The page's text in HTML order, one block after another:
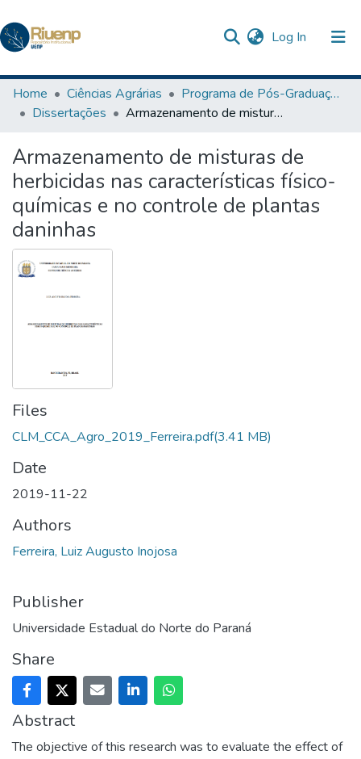
Log In (current)
Communities & Collections
Browse DSpace
Statistics
The Repository
Home Ciências Agrárias
Programa de Pós-Graduação em Agronomia
Dissertações
Armazenamento de misturas de herbicidas nas características físico-químicas e no controle de plantas daninhas
Armazenamento de misturas de
herbicidas nas características físico-
químicas e no controle de plantas
daninhas
Files
CLM_CCA_Agro_2019_Ferreira.pdf(3.41 MB)
Date
2019-11-22
Authors
Ferreira, Luiz Augusto Inojosa
Publisher
Universidade Estadual do Norte do Paraná
Share
Abstract
The objective of this research was to evaluate the effect of